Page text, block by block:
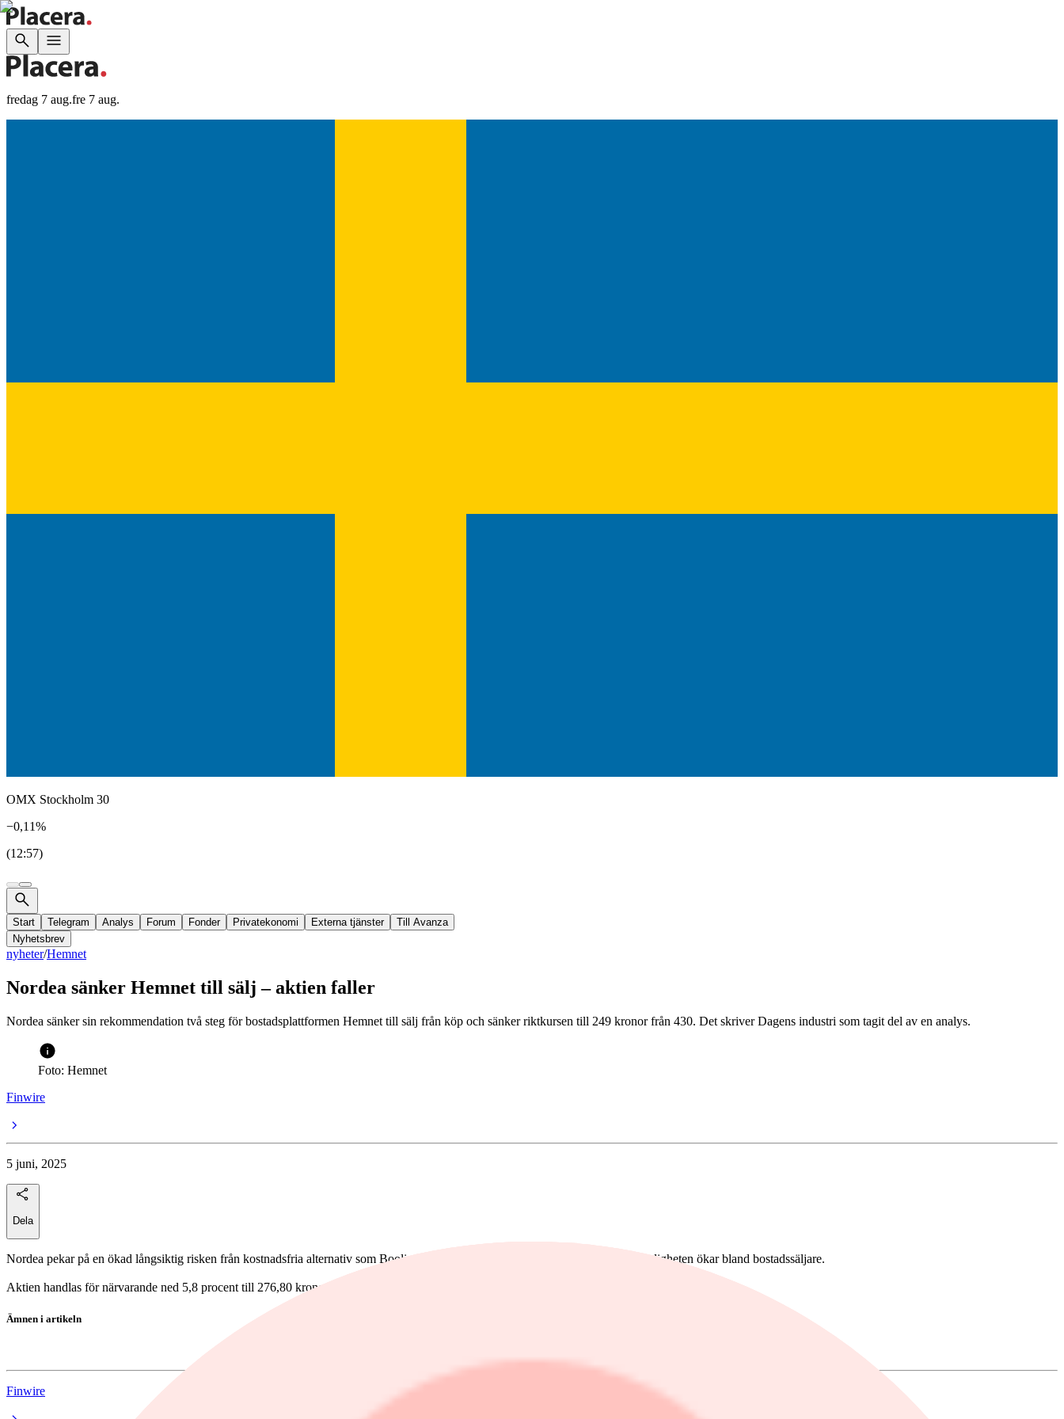
fredag 7 aug.fre 7 aug.
OMX Stockholm 30
−0,11%
(12:57)
Start Telegram Analys Forum Fonder Privatekonomi Externa tjänster
Till Avanza
Nyhetsbrev
nyheter/Hemnet
Nordea sänker Hemnet till sälj – aktien faller
Nordea sänker sin rekommendation två steg för bostadsplattformen Hemnet till sälj från köp och sänker riktkursen till 249 kronor från 430. Det skriver Dagens industri som tagit del av en analys.
Foto: Hemnet
Finwire
5 juni, 2025
Dela
Nordea pekar på en ökad långsiktig risken från kostnadsfria alternativ som Booli, som tar marknadsandelar samtidigt som priskänsligheten ökar bland bostadssäljare.
Aktien handlas för närvarande ned 5,8 procent till 276,80 kronor.
Ämnen i artikeln
Finwire